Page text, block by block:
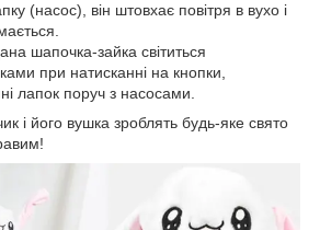
(насос), він штовхає повітря в вухо і
шапочка-зайка світиться
при натисканні на кнопки,
лапок поруч з насосами.
і його вушка зроблять будь-яке свято